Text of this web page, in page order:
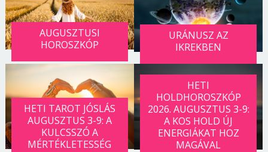
AUGUSZTUSI
HOROSZKÓP
URÁNUSZ AZ
IKREKBEN
HETI TAROT JÓSLÁS
AUGUSZTUS 3-9: A
KULCSSZÓ A
MÉRTÉKLETESSÉG
HETI
HOLDHOROSZKÓP
2026. AUGUSZTUS 3-9:
A KOS HOLD ÚJ
ENERGIÁKAT HOZ
MAGÁVAL